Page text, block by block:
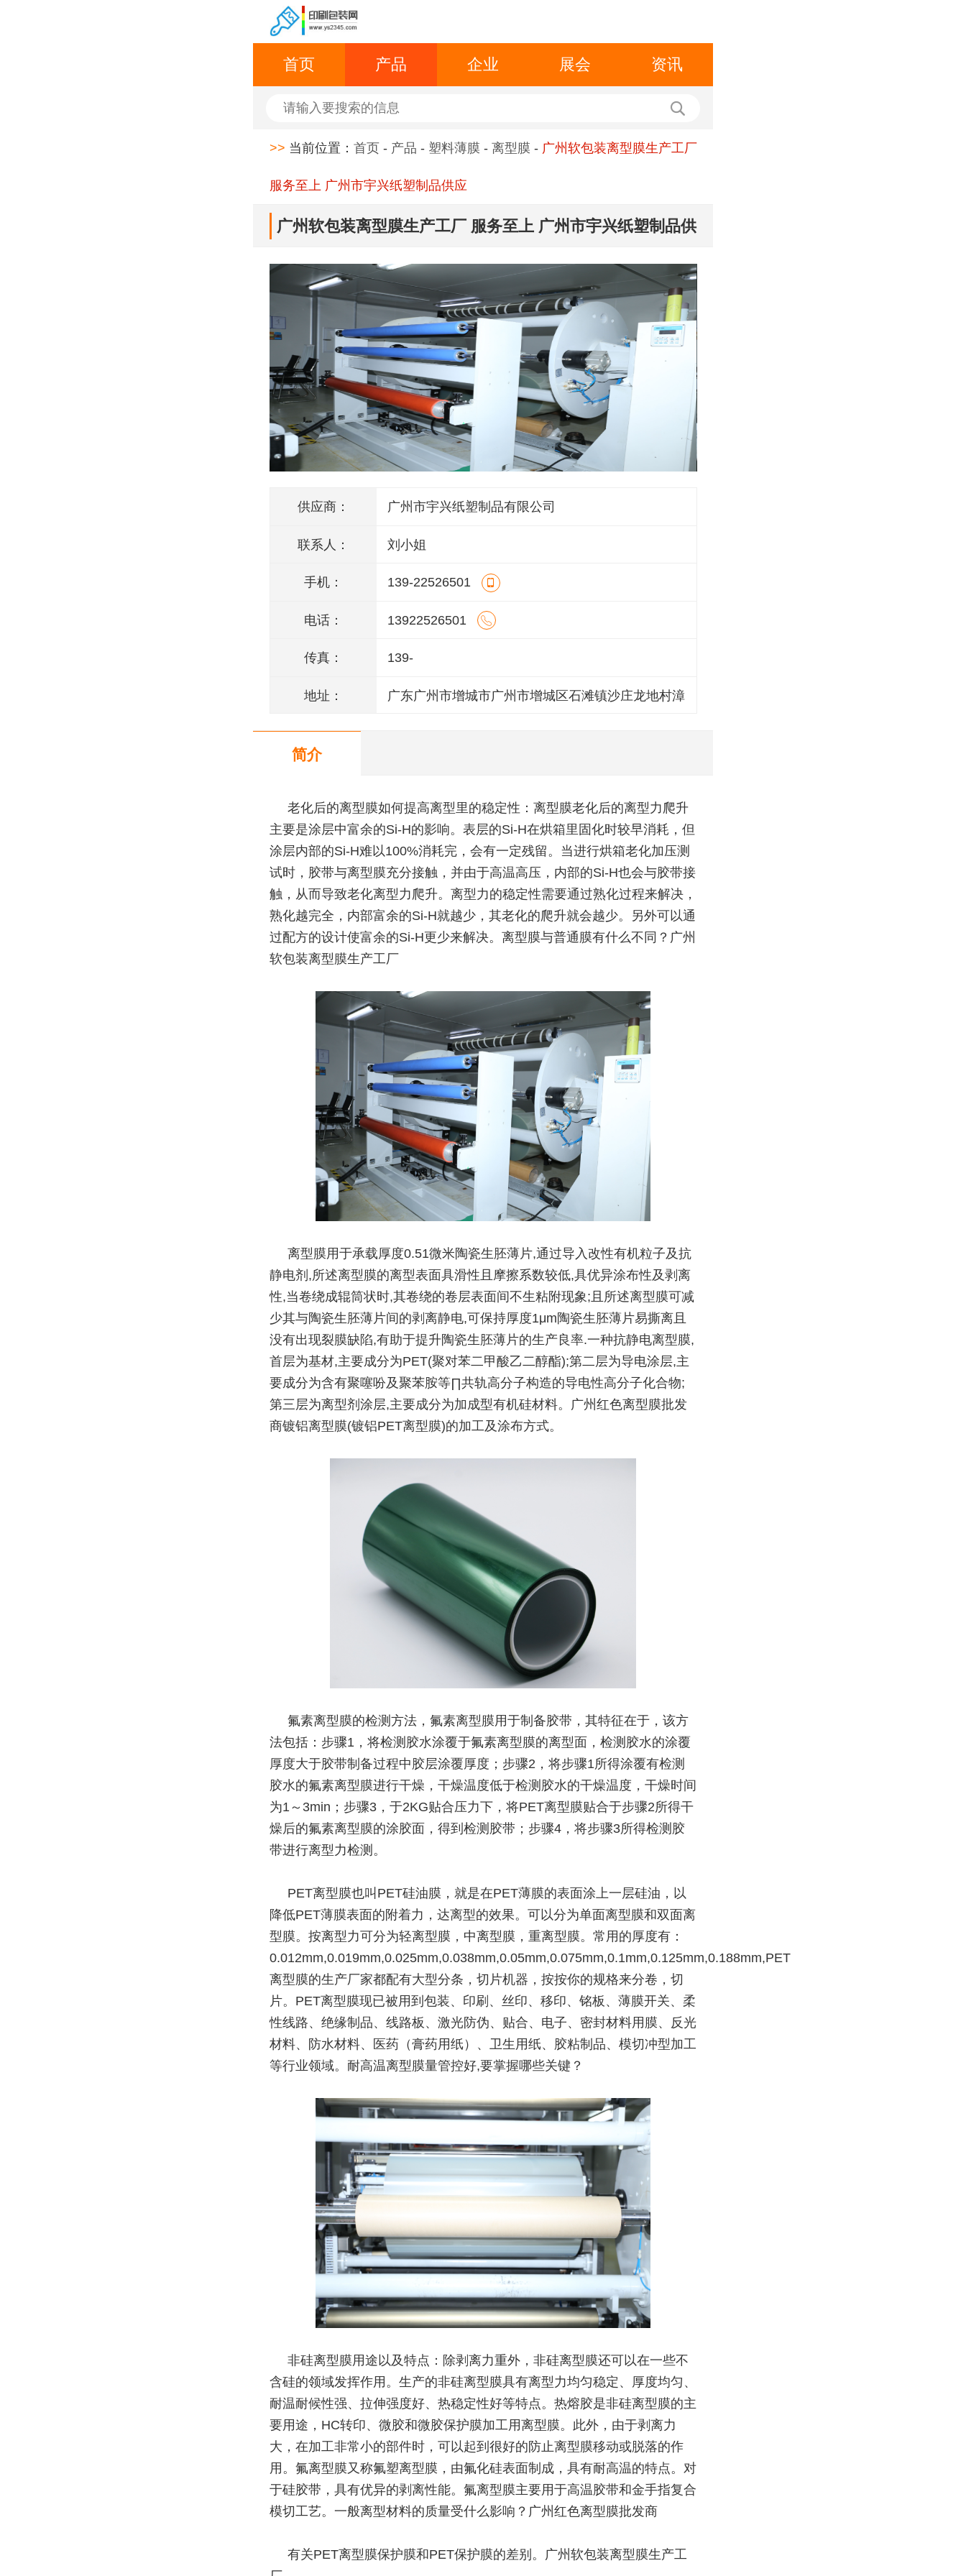
首页 产品 企业 展会 资讯
>> 当前位置： 首页 - 产品 - 塑料薄膜 - 离型膜 - 广州软包装离型膜生产工厂
服务至上 广州市宇兴纸塑制品供应
广州软包装离型膜生产工厂 服务至上 广州市宇兴纸塑制品供
供应商： 广州市宇兴纸塑制品有限公司
联系人： 刘小姐
手机： 139-22526501
电话： 13922526501
传真： 139-
地址： 广东广州市增城市广州市增城区石滩镇沙庄龙地村漳
简介
老化后的离型膜如何提高离型里的稳定性：离型膜老化后的离型力爬升
主要是涂层中富余的Si-H的影响。表层的Si-H在烘箱里固化时较早消耗，但
涂层内部的Si-H难以100%消耗完，会有一定残留。当进行烘箱老化加压测
试时，胶带与离型膜充分接触，并由于高温高压，内部的Si-H也会与胶带接
触，从而导致老化离型力爬升。离型力的稳定性需要通过熟化过程来解决，
熟化越完全，内部富余的Si-H就越少，其老化的爬升就会越少。另外可以通
过配方的设计使富余的Si-H更少来解决。离型膜与普通膜有什么不同？广州
软包装离型膜生产工厂
离型膜用于承载厚度0.51微米陶瓷生胚薄片,通过导入改性有机粒子及抗
静电剂,所述离型膜的离型表面具滑性且摩擦系数较低,具优异涂布性及剥离
性,当卷绕成辊筒状时,其卷绕的卷层表面间不生粘附现象;且所述离型膜可减
少其与陶瓷生胚薄片间的剥离静电,可保持厚度1μm陶瓷生胚薄片易撕离且
没有出现裂膜缺陷,有助于提升陶瓷生胚薄片的生产良率.一种抗静电离型膜,
首层为基材,主要成分为PET(聚对苯二甲酸乙二醇酯);第二层为导电涂层,主
要成分为含有聚噻吩及聚苯胺等∏共轨高分子构造的导电性高分子化合物;
第三层为离型剂涂层,主要成分为加成型有机硅材料。广州红色离型膜批发
商镀铝离型膜(镀铝PET离型膜)的加工及涂布方式。
氟素离型膜的检测方法，氟素离型膜用于制备胶带，其特征在于，该方
法包括：步骤1，将检测胶水涂覆于氟素离型膜的离型面，检测胶水的涂覆
厚度大于胶带制备过程中胶层涂覆厚度；步骤2，将步骤1所得涂覆有检测
胶水的氟素离型膜进行干燥，干燥温度低于检测胶水的干燥温度，干燥时间
为1～3min；步骤3，于2KG贴合压力下，将PET离型膜贴合于步骤2所得干
燥后的氟素离型膜的涂胶面，得到检测胶带；步骤4，将步骤3所得检测胶
带进行离型力检测。
PET离型膜也叫PET硅油膜，就是在PET薄膜的表面涂上一层硅油，以
降低PET薄膜表面的附着力，达离型的效果。可以分为单面离型膜和双面离
型膜。按离型力可分为轻离型膜，中离型膜，重离型膜。常用的厚度有：
0.012mm,0.019mm,0.025mm,0.038mm,0.05mm,0.075mm,0.1mm,0.125mm,0.188mm,PET
离型膜的生产厂家都配有大型分条，切片机器，按按你的规格来分卷，切
片。PET离型膜现已被用到包装、印刷、丝印、移印、铭板、薄膜开关、柔
性线路、绝缘制品、线路板、激光防伪、贴合、电子、密封材料用膜、反光
材料、防水材料、医药（膏药用纸）、卫生用纸、胶粘制品、模切冲型加工
等行业领域。耐高温离型膜量管控好,要掌握哪些关键？
非硅离型膜用途以及特点：除剥离力重外，非硅离型膜还可以在一些不
含硅的领域发挥作用。生产的非硅离型膜具有离型力均匀稳定、厚度均匀、
耐温耐候性强、拉伸强度好、热稳定性好等特点。热熔胶是非硅离型膜的主
要用途，HC转印、微胶和微胶保护膜加工用离型膜。此外，由于剥离力
大，在加工非常小的部件时，可以起到很好的防止离型膜移动或脱落的作
用。氟离型膜又称氟塑离型膜，由氟化硅表面制成，具有耐高温的特点。对
于硅胶带，具有优异的剥离性能。氟离型膜主要用于高温胶带和金手指复合
模切工艺。一般离型材料的质量受什么影响？广州红色离型膜批发商
有关PET离型膜保护膜和PET保护膜的差别。广州软包装离型膜生产工